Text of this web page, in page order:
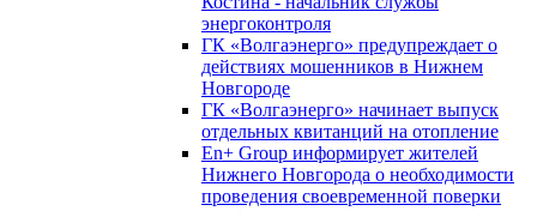
энергоконтроля
ГК «Волгаэнерго» предупреждает о
действиях мошенников в Нижнем
Новгороде
ГК «Волгаэнерго» начинает выпуск
отдельных квитанций на отопление
En+ Group информирует жителей
Нижнего Новгорода о необходимости
проведения своевременной поверки